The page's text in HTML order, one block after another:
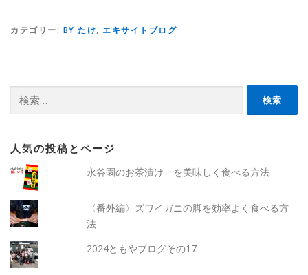
カテゴリー: BY たけ, エキサイトブログ
索:
人気の投稿とページ
永谷園のお茶漬け を美味しく食べる方法
〈番外編〉ズワイガニの脚を効率よく食べる方
法
2024ともやブログその17